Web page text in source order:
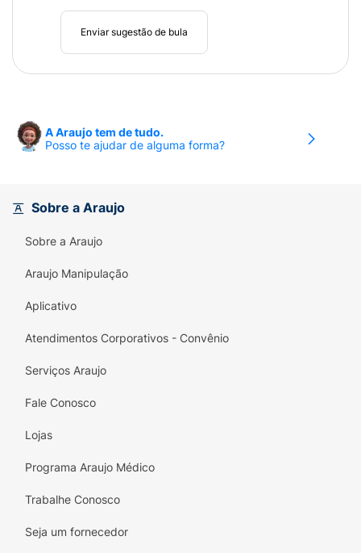
Enviar sugestão de bula
A Araujo tem de tudo.
Posso te ajudar de alguma forma?
Sobre a Araujo
Sobre a Araujo
Araujo Manipulação
Aplicativo
Atendimentos Corporativos - Convênio
Serviços Araujo
Fale Conosco
Lojas
Programa Araujo Médico
Trabalhe Conosco
Seja um fornecedor